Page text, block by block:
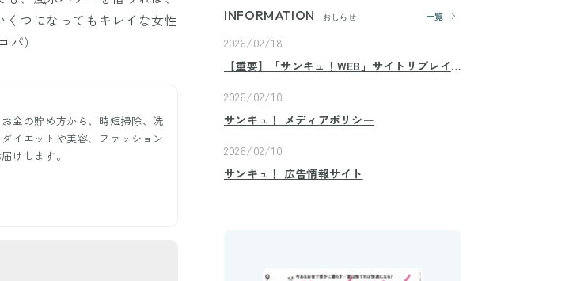
つになってもキレイな女性
）
金の貯め方から、時短掃除、洗
イエットや美容、ファッション
けします。
INFORMATION おしらせ 一覧
2026/02/18
【重要】「サンキュ！WEB」サイトリプレイ
2026/02/10
サンキュ！ メディアポリシー
2026/02/10
サンキュ！ 広告情報サイト